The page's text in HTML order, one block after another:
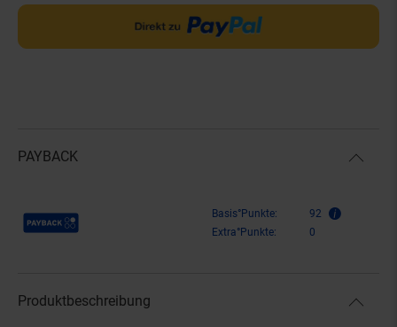
PAYBACK
Payback Punkte Basis°Punkte:
92
Extra°Punkte:
0
Produktbeschreibung